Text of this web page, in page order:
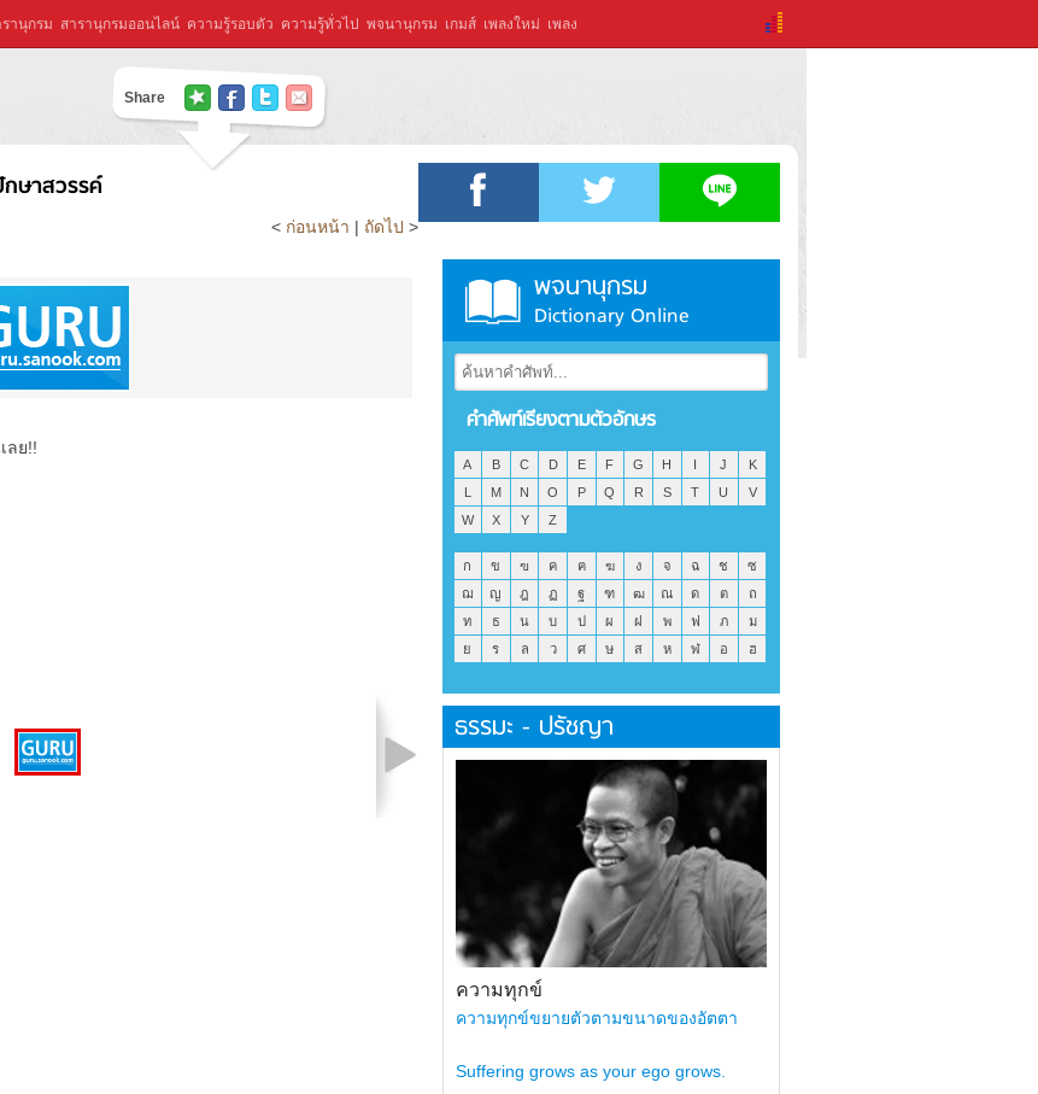
รานุกรม สารานุกรมออนไลน์ ความรู้รอบตัว ความรู้ทั่วไป พจนานุกรม เกมส์ เพลงใหม่ เพลง
Share
ษาสวรรค์
< ก่อนหน้า | ถัดไป >
ลย!!
พจนานุกรม
Dictionary Online
คำศัพท์เรียงตามตัวอักษร
A B C D E F G H I J
K
L
M N O P Q R S T U
V
W
X Y Z
ก ข ฃ ค ฅ ฆ ง จ ฉ ช
ซ
ฌ
ญ ฎ ฏ ฐ ฑ ฒ ณ ด ต
ถ
ท
ธ น บ ป ผ ฝ พ ฟ ภ
ม
ย
ร ล ว ศ ษ ส ห ฬ อ ฮ
ธรรมะ - ปรัชญา
ความทุกข์
ความทุกข์ขยายตัวตามขนาดของอัตตา
Suffering grows as your ego grows.